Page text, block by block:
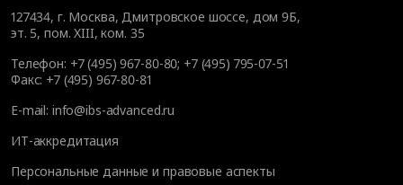
127434, г. Москва, Дмитровское шоссе, дом 9Б,
эт. 5, пом. XIII, ком. 35
Телефон: +7 (495) 967-80-80; +7 (495) 795-07-51
Факс: +7 (495) 967-80-81
E-mail: info@ibs-advanced.ru
ИТ-аккредитация
Персональные данные и правовые аспекты